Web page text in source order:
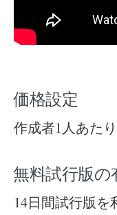
価格設定
作成者1人あた
無料試行版の
14日間試行版を